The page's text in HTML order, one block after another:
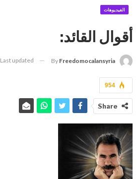
الفيديوهات
أقوال القائد:
By Freedomocalansyria
Last updated
954
Share